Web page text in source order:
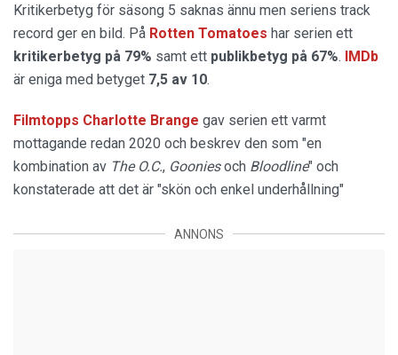
Kritikerbetyg för säsong 5 saknas ännu men seriens track
record ger en bild. På Rotten Tomatoes har serien ett
kritikerbetyg på 79% samt ett publikbetyg på 67%. IMDb
är eniga med betyget 7,5 av 10.
Filmtopps Charlotte Brange gav serien ett varmt
mottagande redan 2020 och beskrev den som "en
kombination av The O.C., Gooniesoch Bloodline" och
konstaterade att det är "skön och enkel underhållning"
ANNONS